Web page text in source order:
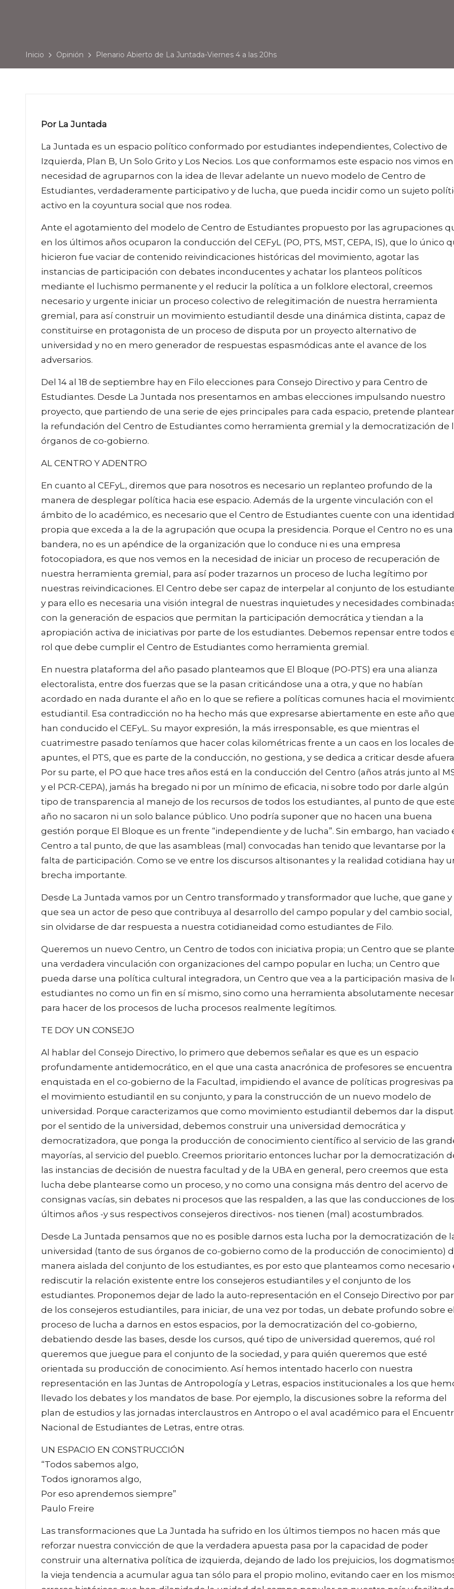
Inicio Opinión Plenario Abierto de La Juntada-Viernes 4 a las 20hs
Por La Juntada
La Juntada es un espacio político conformado por estudiantes independientes, Colectivo de
Izquierda, Plan B, Un Solo Grito y Los Necios. Los que conformamos este espacio nos vimos en
necesidad de agruparnos con la idea de llevar adelante un nuevo modelo de Centro de
Estudiantes, verdaderamente participativo y de lucha, que pueda incidir como un sujeto
activo en la coyuntura social que nos rodea.
Ante el agotamiento del modelo de Centro de Estudiantes propuesto por las agrupaciones
en los últimos años ocuparon la conducción del CEFyL (PO, PTS, MST, CEPA, IS), que lo único
hicieron fue vaciar de contenido reivindicaciones históricas del movimiento, agotar las
instancias de participación con debates inconducentes y achatar los planteos políticos
mediante el luchismo permanente y el reducir la política a un folklore electoral, creemos
necesario y urgente iniciar un proceso colectivo de relegitimación de nuestra herramienta
gremial, para así construir un movimiento estudiantil desde una dinámica distinta, capaz de
constituirse en protagonista de un proceso de disputa por un proyecto alternativo de
universidad y no en mero generador de respuestas espasmódicas ante el avance de los
adversarios.
Del 14 al 18 de septiembre hay en Filo elecciones para Consejo Directivo y para Centro de
Estudiantes. Desde La Juntada nos presentamos en ambas elecciones impulsando nuestro
proyecto, que partiendo de una serie de ejes principales para cada espacio, pretende
la refundación del Centro de Estudiantes como herramienta gremial y la democratización de
órganos de co-gobierno.
AL CENTRO Y ADENTRO
En cuanto al CEFyL, diremos que para nosotros es necesario un replanteo profundo de la
manera de desplegar política hacia ese espacio. Además de la urgente vinculación con el
ámbito de lo académico, es necesario que el Centro de Estudiantes cuente con una identidad
propia que exceda a la de la agrupación que ocupa la presidencia. Porque el Centro no es una
bandera, no es un apéndice de la organización que lo conduce ni es una empresa
fotocopiadora, es que nos vemos en la necesidad de iniciar un proceso de recuperación de
nuestra herramienta gremial, para así poder trazarnos un proceso de lucha legítimo por
nuestras reivindicaciones. El Centro debe ser capaz de interpelar al conjunto de los
y para ello es necesaria una visión integral de nuestras inquietudes y necesidades
con la generación de espacios que permitan la participación democrática y tiendan a la
apropiación activa de iniciativas por parte de los estudiantes. Debemos repensar entre todos
rol que debe cumplir el Centro de Estudiantes como herramienta gremial.
En nuestra plataforma del año pasado planteamos que El Bloque (PO-PTS) era una alianza
electoralista, entre dos fuerzas que se la pasan criticándose una a otra, y que no habían
acordado en nada durante el año en lo que se refiere a políticas comunes hacia el
estudiantil. Esa contradicción no ha hecho más que expresarse abiertamente en este año que
han conducido el CEFyL. Su mayor expresión, la más irresponsable, es que mientras el
cuatrimestre pasado teníamos que hacer colas kilométricas frente a un caos en los locales de
apuntes, el PTS, que es parte de la conducción, no gestiona, y se dedica a criticar desde
Por su parte, el PO que hace tres años está en la conducción del Centro (años atrás junto al
y el PCR-CEPA), jamás ha bregado ni por un mínimo de eficacia, ni sobre todo por darle algún
tipo de transparencia al manejo de los recursos de todos los estudiantes, al punto de que
año no sacaron ni un solo balance público. Uno podría suponer que no hacen una buena
gestión porque El Bloque es un frente “independiente y de lucha”. Sin embargo, han vaciado
Centro a tal punto, de que las asambleas (mal) convocadas han tenido que levantarse por la
falta de participación. Como se ve entre los discursos altisonantes y la realidad cotidiana hay
brecha importante.
Desde La Juntada vamos por un Centro transformado y transformador que luche, que gane y
que sea un actor de peso que contribuya al desarrollo del campo popular y del cambio social,
sin olvidarse de dar respuesta a nuestra cotidianeidad como estudiantes de Filo.
Queremos un nuevo Centro, un Centro de todos con iniciativa propia; un Centro que se
una verdadera vinculación con organizaciones del campo popular en lucha; un Centro que
pueda darse una política cultural integradora, un Centro que vea a la participación masiva de
estudiantes no como un fin en sí mismo, sino como una herramienta absolutamente
para hacer de los procesos de lucha procesos realmente legítimos.
TE DOY UN CONSEJO
Al hablar del Consejo Directivo, lo primero que debemos señalar es que es un espacio
profundamente antidemocrático, en el que una casta anacrónica de profesores se encuentra
enquistada en el co-gobierno de la Facultad, impidiendo el avance de políticas progresivas
el movimiento estudiantil en su conjunto, y para la construcción de un nuevo modelo de
universidad. Porque caracterizamos que como movimiento estudiantil debemos dar la
por el sentido de la universidad, debemos construir una universidad democrática y
democratizadora, que ponga la producción de conocimiento científico al servicio de las
mayorías, al servicio del pueblo. Creemos prioritario entonces luchar por la democratización
las instancias de decisión de nuestra facultad y de la UBA en general, pero creemos que esta
lucha debe plantearse como un proceso, y no como una consigna más dentro del acervo de
consignas vacías, sin debates ni procesos que las respalden, a las que las conducciones de los
últimos años -y sus respectivos consejeros directivos- nos tienen (mal) acostumbrados.
Desde La Juntada pensamos que no es posible darnos esta lucha por la democratización de
universidad (tanto de sus órganos de co-gobierno como de la producción de conocimiento)
manera aislada del conjunto de los estudiantes, es por esto que planteamos como necesario
rediscutir la relación existente entre los consejeros estudiantiles y el conjunto de los
estudiantes. Proponemos dejar de lado la auto-representación en el Consejo Directivo por
de los consejeros estudiantiles, para iniciar, de una vez por todas, un debate profundo sobre el
proceso de lucha a darnos en estos espacios, por la democratización del co-gobierno,
debatiendo desde las bases, desde los cursos, qué tipo de universidad queremos, qué rol
queremos que juegue para el conjunto de la sociedad, y para quién queremos que esté
orientada su producción de conocimiento. Así hemos intentado hacerlo con nuestra
representación en las Juntas de Antropología y Letras, espacios institucionales a los que
llevado los debates y los mandatos de base. Por ejemplo, la discusiones sobre la reforma del
plan de estudios y las jornadas interclaustros en Antropo o el aval académico para el
Nacional de Estudiantes de Letras, entre otras.
UN ESPACIO EN CONSTRUCCIÓN
“Todos sabemos algo,
Todos ignoramos algo,
Por eso aprendemos siempre”
Paulo Freire
Las transformaciones que La Juntada ha sufrido en los últimos tiempos no hacen más que
reforzar nuestra convicción de que la verdadera apuesta pasa por la capacidad de poder
construir una alternativa política de izquierda, dejando de lado los prejuicios, los
la vieja tendencia a acumular agua tan sólo para el propio molino, evitando caer en los